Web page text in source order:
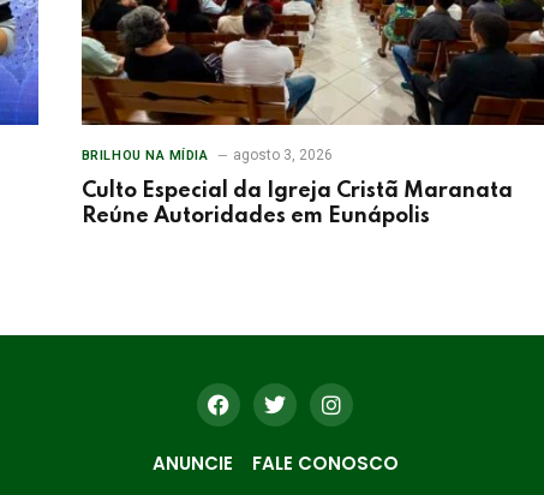
BRILHOU NA MÍDIA agosto 3, 2026
Culto Especial da Igreja Cristã Maranata
Reúne Autoridades em Eunápolis
ANUNCIE FALE CONOSCO